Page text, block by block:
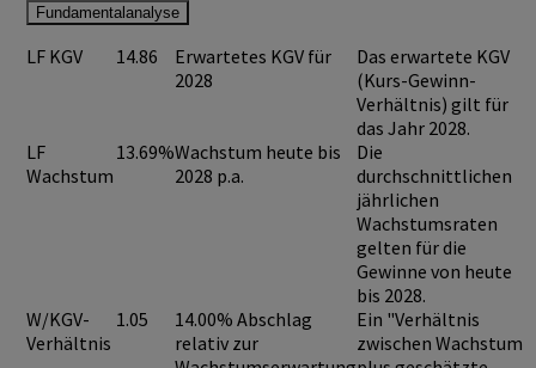
Fundamentalanalyse
LF KGV 14.86
Erwartetes KGV für
2028
Das erwartete KGV
(Kurs-Gewinn-
Verhältnis) gilt für
das Jahr 2028.
LF
Wachstum
13.69%Wachstum heute bis
2028 p.a.
Die
durchschnittlichen
jährlichen
Wachstumsraten
gelten für die
Gewinne von heute
bis 2028.
W/KGV-
Verhältnis
1.05
14.00% Abschlag
relativ zur
Ein "Verhältnis
zwischen Wachstum